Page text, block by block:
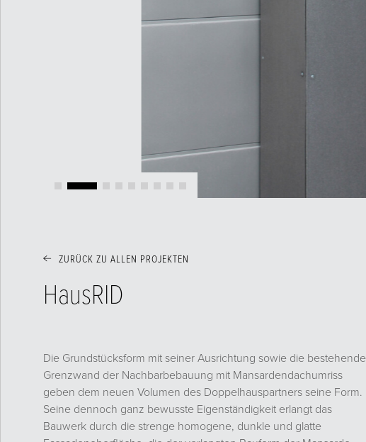
ZURÜCK ZU ALLEN PROJEKTEN
HausRID
Die Grundstücksform mit seiner Ausrichtung sowie die bestehende
Grenzwand der Nachbarbebauung mit Mansardendachumriss
geben dem neuen Volumen des Doppelhauspartners seine Form.
Seine dennoch ganz bewusste Eigenständigkeit erlangt das
Bauwerk durch die strenge homogene, dunkle und glatte